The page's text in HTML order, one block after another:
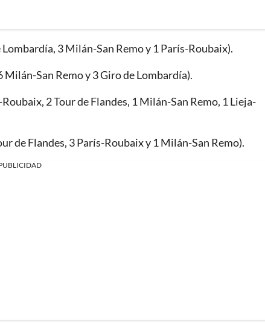
3 Milán-San Remo y 1 París-Roubaix).
Milán-San Remo y 3 Giro de Lombardía).
2 Tour de Flandes, 1 Milán-San Remo, 1 Lieja-
de Flandes, 3 París-Roubaix y 1 Milán-San Remo).